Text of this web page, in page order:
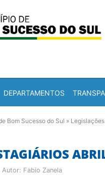
Aberta
DEPARTAMENTOS
Bom Sucesso do Sul » Legislações
Autor: Fabio Zanela